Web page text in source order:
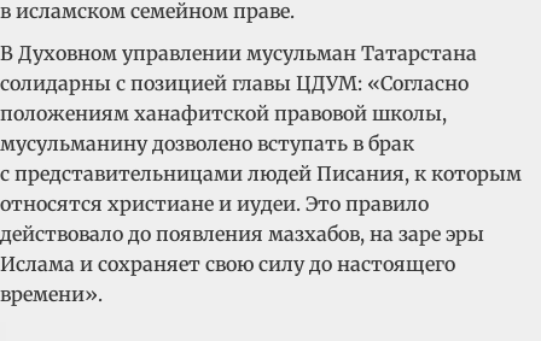
в исламском семейном праве.
В Духовном управлении мусульман Татарстана
солидарны с позицией главы ЦДУМ: «Согласно
положениям ханафитской правовой школы,
мусульманину дозволено вступать в брак
с представительницами людей Писания, к которым
относятся христиане и иудеи. Это правило
действовало до появления мазхабов, на заре эры
Ислама и сохраняет свою силу до настоящего
времени».